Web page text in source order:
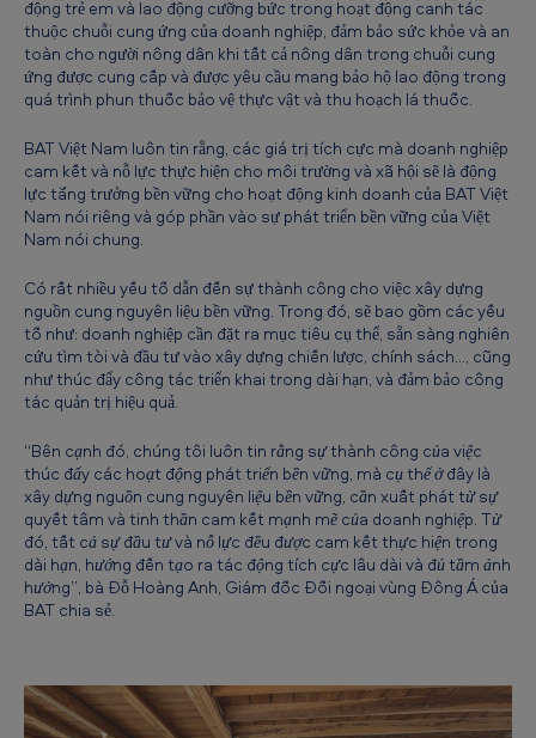
động trẻ em và lao động cưỡng bức trong hoạt động canh tác
thuộc chuỗi cung ứng của doanh nghiệp, đảm bảo sức khỏe và an
toàn cho người nông dân khi tất cả nông dân trong chuỗi cung
ứng được cung cấp và được yêu cầu mang bảo hộ lao động trong
quá trình phun thuốc bảo vệ thực vật và thu hoạch lá thuốc.
BAT Việt Nam luôn tin rằng, các giá trị tích cực mà doanh nghiệp
cam kết và nỗ lực thực hiện cho môi trường và xã hội sẽ là động
lực tăng trưởng bền vững cho hoạt động kinh doanh của BAT Việt
Nam nói riêng và góp phần vào sự phát triển bền vững của Việt
Nam nói chung.
Có rất nhiều yếu tố dẫn đến sự thành công cho việc xây dựng
nguồn cung nguyên liệu bền vững. Trong đó, sẽ bao gồm các yếu
tố như: doanh nghiệp cần đặt ra mục tiêu cụ thể, sẵn sàng nghiên
cứu tìm tòi và đầu tư vào xây dựng chiến lược, chính sách…, cũng
như thúc đẩy công tác triển khai trong dài hạn, và đảm bảo công
tác quản trị hiệu quả.
“Bên cạnh đó, chúng tôi luôn tin rằng sự thành công của việc
thúc đẩy các hoạt động phát triển bền vững, mà cụ thể ở đây là
xây dựng nguồn cung nguyên liệu bền vững, cần xuất phát từ sự
quyết tâm và tinh thần cam kết mạnh mẽ của doanh nghiệp. Từ
đó, tất cả sự đầu tư và nỗ lực đều được cam kết thực hiện trong
dài hạn, hướng đến tạo ra tác động tích cực lâu dài và đủ tầm ảnh
hưởng”, bà Đỗ Hoàng Anh, Giám đốc Đối ngoại vùng Đông Á của
BAT chia sẻ.